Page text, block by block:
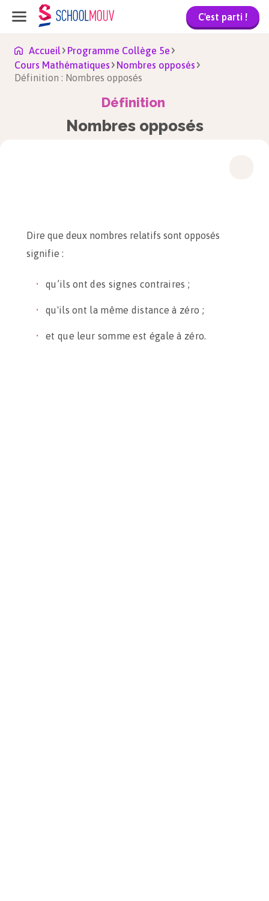
C'est parti !
Accueil
Programme Collège 5e
Cours Mathématiques
Nombres opposés
Définition : Nombres opposés
Définition
Nombres opposés
Dire que deux nombres relatifs sont opposés
signifie :
qu’ils ont des signes contraires ;
qu'ils ont la même distance à zéro ;
et que leur somme est égale à zéro.